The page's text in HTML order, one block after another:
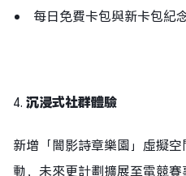
每日免費卡包與新卡包紀
4. 沉浸式社群體驗
新增「闇影詩章樂園」虛擬
動，未來更計劃擴展至電競賽